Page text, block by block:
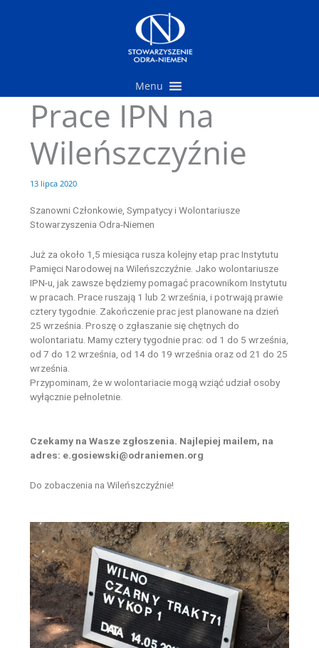
Menu
Prace IPN na
Wileńszczyźnie
13 lipca 2020
Szanowni Członkowie, Sympatycy i Wolontariusze
Stowarzyszenia Odra-Niemen
Już za około 1,5 miesiąca rusza kolejny etap prac Instytutu
Pamięci Narodowej na Wileńszczyźnie. Jako wolontariusze
IPN-u, jak zawsze będziemy pomagać pracownikom Instytutu
w pracach. Prace ruszają 1 lub 2 września, i potrwają prawie
cztery tygodnie. Zakończenie prac jest planowane na dzień
25 września. Proszę o zgłaszanie się chętnych do
wolontariatu. Mamy cztery tygodnie prac: od 1 do 5 września,
od 7 do 12 września, od 14 do 19 września oraz od 21 do 25
września.
Przypominam, że w wolontariacie mogą wziąć udział osoby
wyłącznie pełnoletnie.
Czekamy na Wasze zgłoszenia. Najlepiej mailem, na
adres: e.gosiewski@odraniemen.org
Do zobaczenia na Wileńszczyźnie!